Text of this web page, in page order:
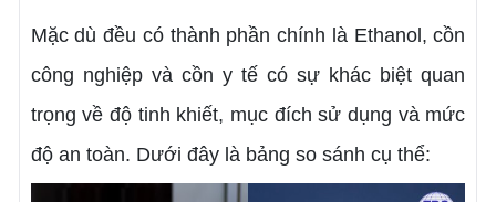
Mặc dù đều có thành phần chính là Ethanol, cồn
công nghiệp và cồn y tế có sự khác biệt quan
trọng về độ tinh khiết, mục đích sử dụng và mức
độ an toàn. Dưới đây là bảng so sánh cụ thể: